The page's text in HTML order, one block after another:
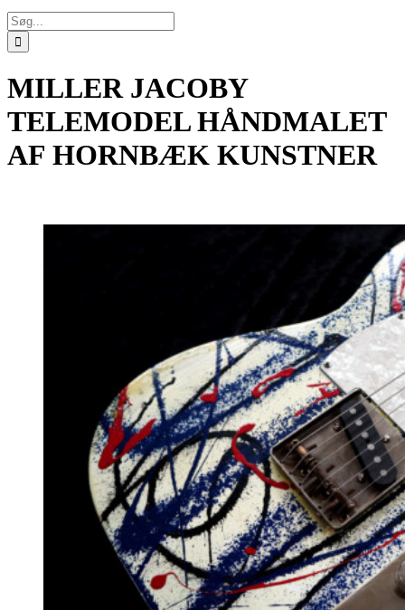
Søg
efter:
MILLER JACOBY
TELEMODEL HÅNDMALET
AF HORNBÆK KUNSTNER